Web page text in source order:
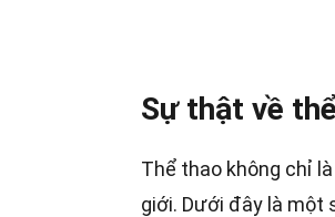
Sự thật về
Thể thao không chỉ
giới. Dưới đây là một